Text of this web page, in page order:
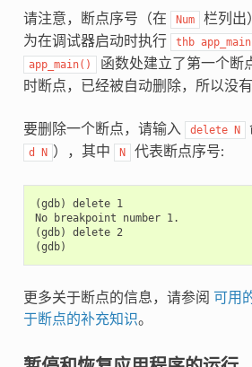
请注意，断点序号（在 Num
栏列出
为在调试器启动时执行
thb app_main
app_main()
函数处建立了第一个断
时断点，已经被自动删除，所以没有
要删除一个断点，请输入 delete N
d N ），其中 N 代表断点序号:
(gdb) delete 1
No breakpoint number 1.
(gdb) delete 2
更多关于断点的信息，请参阅 可用
于断点的补充知识。